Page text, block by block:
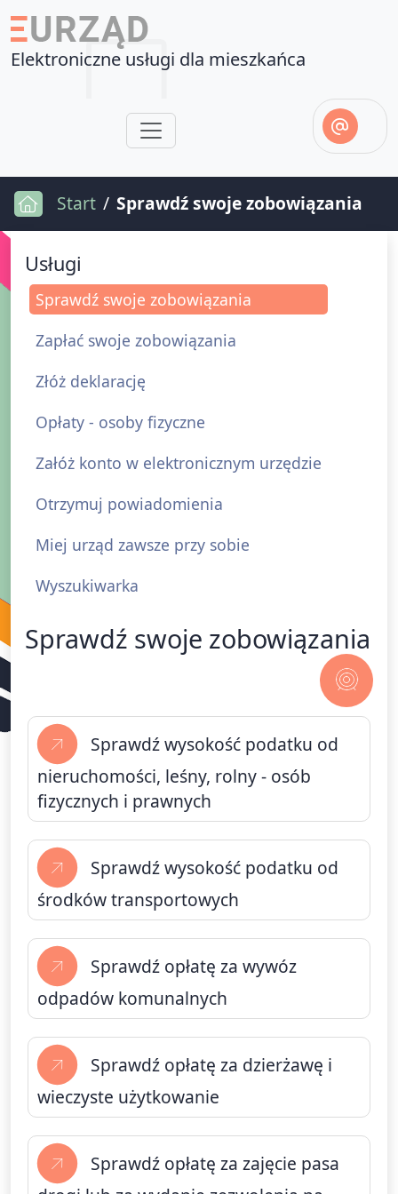
Elektroniczne usługi dla mieszkańca
Start Sprawdź swoje zobowiązania
Usługi
Sprawdź swoje zobowiązania
Zapłać swoje zobowiązania
Złóż deklarację
Opłaty - osoby fizyczne
Załóż konto w elektronicznym urzędzie
Otrzymuj powiadomienia
Miej urząd zawsze przy sobie
Wyszukiwarka
Sprawdź swoje zobowiązania
Tytuł Sprawdź wysokość podatku od
nieruchomości, leśny, rolny - osób
fizycznych i prawnych
Sprawdź wysokość podatku od
środków transportowych
Sprawdź opłatę za wywóz
odpadów komunalnych
Sprawdź opłatę za dzierżawę i
wieczyste użytkowanie
Sprawdź opłatę za zajęcie pasa